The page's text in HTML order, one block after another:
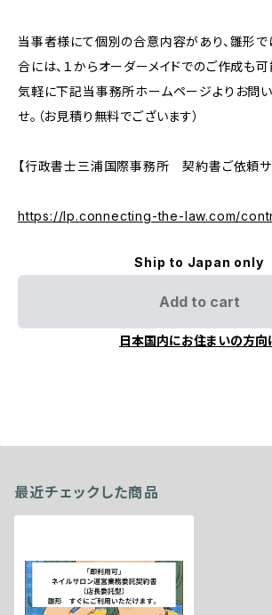
当事者様にて個別の合意内容があり、雛形
合には、１からオーダーメイドでのご作成も可
気軽に下記当事務所ホームページよりお問
せ。（お見積り無料でございます）
【行政書士三浦国際事務所 契約書ご依頼サ
https://lp.connecting-the-law.com/
Ship to Japan only
Add to cart
日本国内にお住まいの方向
最近チェックした商品